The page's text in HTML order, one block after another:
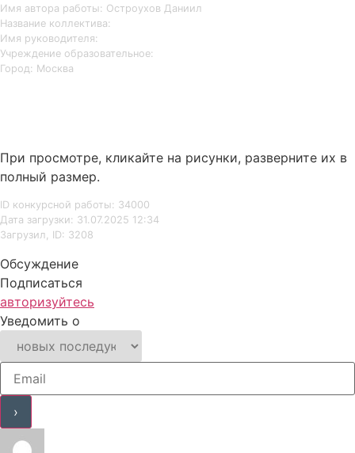
Имя автора работы: Остроухов Даниил
Название коллектива:
Имя руководителя:
Учреждение образовательное:
Город: Москва
При просмотре, кликайте на рисунки, разверните их в
полный размер.
ID конкурсной работы: 34000
Дата загрузки: 31.07.2025 12:34
Загрузил, ID: 3208
Обсуждение
Подписаться
авторизуйтесь
Уведомить о